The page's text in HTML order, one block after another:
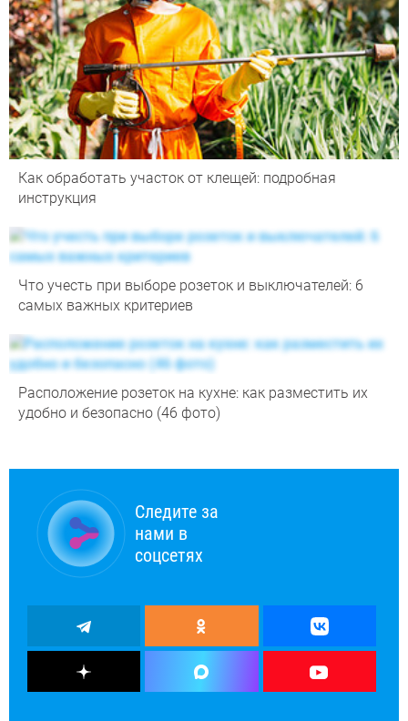
Как обработать участок от клещей: подробная
инструкция
Что учесть при выборе розеток и выключателей: 6
самых важных критериев
Расположение розеток на кухне: как разместить их
удобно и безопасно (46 фото)
Следите за
нами в
соцсетях